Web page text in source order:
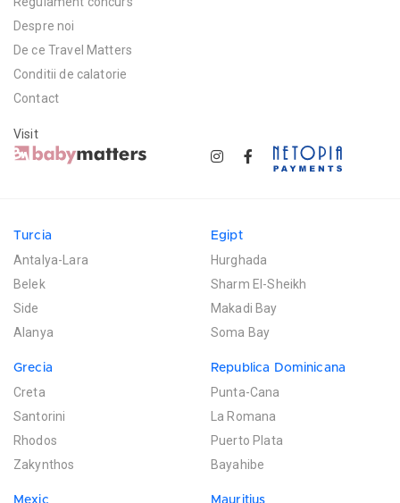
Despre noi
De ce Travel Matters
Conditii de calatorie
Contact
Visit
Turcia
Antalya-Lara
Belek
Side
Alanya
Egipt
Hurghada
Sharm El-Sheikh
Makadi Bay
Soma Bay
Grecia
Creta
Santorini
Rhodos
Zakynthos
Republica Dominicana
Punta-Cana
La Romana
Puerto Plata
Bayahibe
Mexic Mauritius